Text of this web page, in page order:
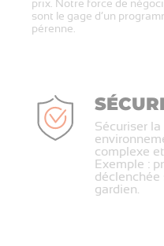
prix. Notre force de
sont le gage d’un
pérenne.
Sécuriser
complexe
Exemple :
gardien.